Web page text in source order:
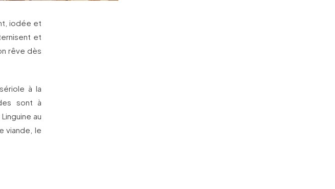
iodée et
et
rêve dès
à la
sont à
au
viande, le